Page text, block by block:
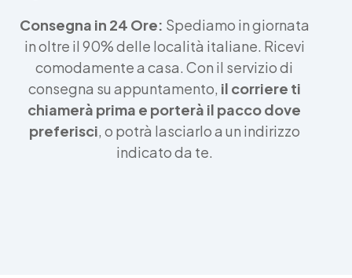
Consegna in 24 Ore: Spediamo in giornata
in oltre il 90% delle località italiane. Ricevi
comodamente a casa. Con il servizio di
consegna su appuntamento, il corriere ti
chiamerà prima e porterà il pacco dove
preferisci, o potrà lasciarlo a un indirizzo
indicato da te.